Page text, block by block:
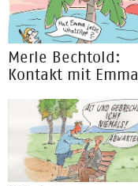
Merle Bechtold:
Kontakt mit Emma